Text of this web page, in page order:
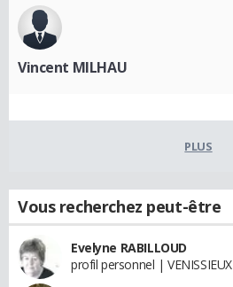
Vincent MILHAU
PLUS
Vous recherchez peut-être
Evelyne RABILLOUD
profil personnel | VENISSIEUX